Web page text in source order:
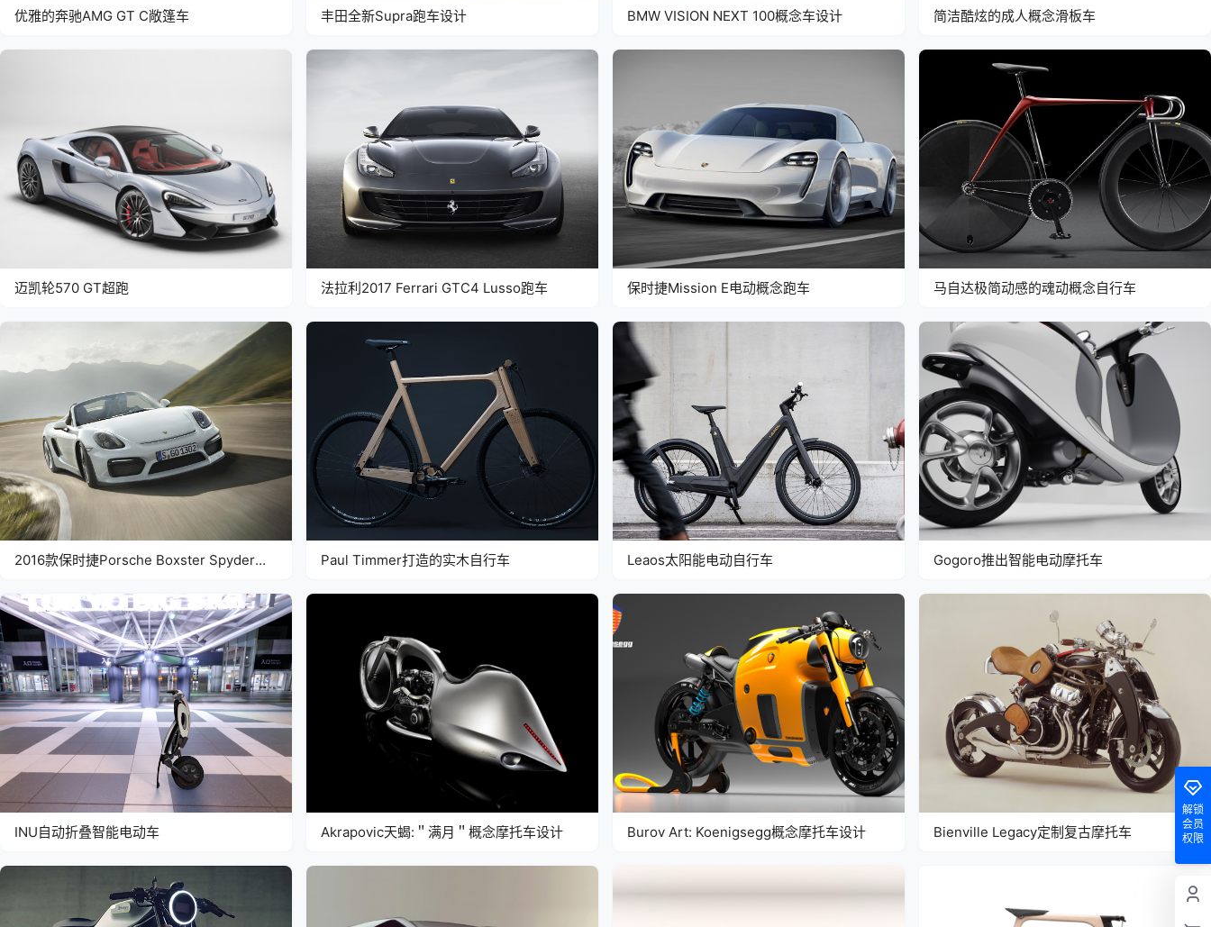
优雅的奔驰AMG GT C敞篷车 丰田全新Supra跑车设计 BMW VISION NEXT 100概念车设计 简洁酷炫的成人概念滑板车
迈凯轮570 GT超跑 法拉利2017 Ferrari GTC4 Lusso跑车 保时捷Mission E电动概念跑车 马自达极简动感的魂动概念自行车
2016款保时捷Porsche Boxster Spyder跑
Paul Timmer打造的实木自行车 Leaos太阳能电动自行车 Gogoro推出智能电动摩托车
INU自动折叠智能电动车 Akrapovic天蝎:＂满月＂概念摩托车设计 Burov Art: Koenigsegg概念摩托车设计 Bienville Legacy定制复古摩托车
解锁
会员
权限